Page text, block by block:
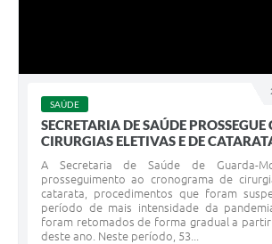
SAÚDE
SECRETARIA DE SAÚDE PROSSEGUE
CIRURGIAS ELETIVAS E DE
A Secretaria de Saúde de Guarda-
prosseguimento ao cronograma de
catarata, procedimentos que foram
período de mais intensidade da
foram retomados de forma gradual a
deste ano. Neste período, 53...